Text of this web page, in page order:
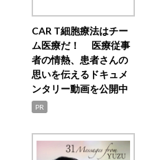
CAR T細胞療法はチー
ム医療だ！ 医療従事
者の情熱、患者さんの
思いを伝えるドキュメ
ンタリー動画を公開中
PR